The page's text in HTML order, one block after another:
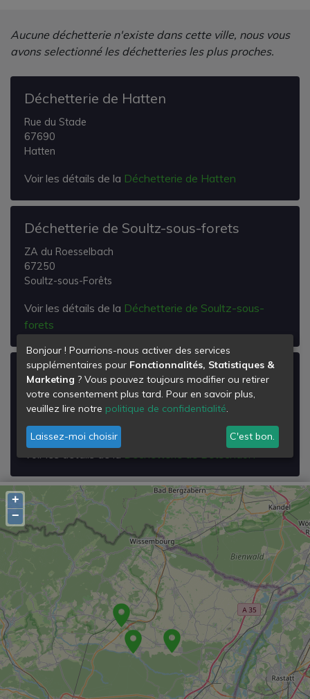
Aucune déchetterie n'existe dans cette ville, nous vous
avons selectionné les déchetteries les plus proches.
Déchetterie de Hatten
Rue du Stade
67690
Hatten
Voir les détails de la Déchetterie de Hatten
Déchetterie de Soultz-sous-forets
ZA du Roesselbach
67250
Soultz-sous-Forêts
Voir les détails de la Déchetterie de Soultz-sous-
forets
Déchetterie de Betschdorf
ROUTE DE SOUFFLENHEIM
67660
Betschdorf
+
−
Bonjour ! Pourrions-nous activer des services
supplémentaires pour Fonctionnalités, Statistiques &
Marketing ? Vous pouvez toujours modifier ou retirer
votre consentement plus tard. Pour en savoir plus,
veuillez lire notre politique de confidentialité.
Laissez-moi choisir C'est bon.